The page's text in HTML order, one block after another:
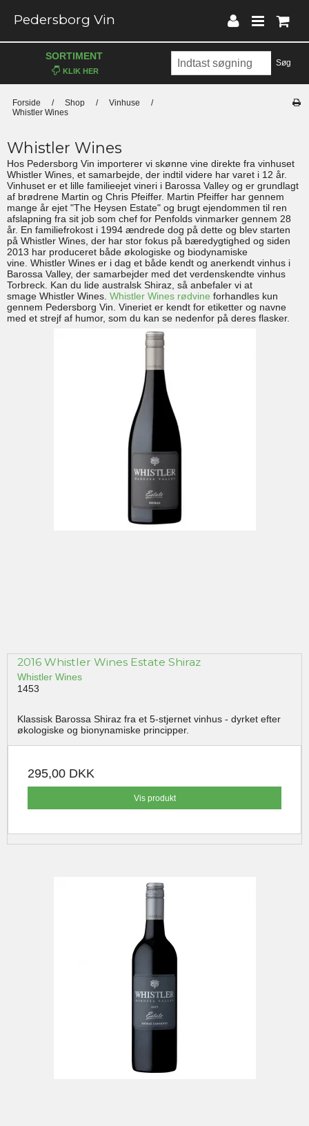
Pedersborg Vin
Søg
SORTIMENT
Forside / Shop / Vinhuse
/
Whistler Wines
Whistler Wines
Hos Pedersborg Vin importerer vi skønne vine direkte fra vinhuset
Whistler Wines, et samarbejde, der indtil videre har varet i 12 år.
Vinhuset er et lille familieejet vineri i Barossa Valley og er grundlagt
af brødrene Martin og Chris Pfeiffer. Martin Pfeiffer har gennem
mange år ejet "The Heysen Estate" og brugt ejendommen til ren
afslapning fra sit job som chef for Penfolds vinmarker gennem 28
år. En familiefrokost i 1994 ændrede dog på dette og blev starten
på Whistler Wines, der har stor fokus på bæredygtighed og siden
2013 har produceret både økologiske og biodynamiske
vine. Whistler Wines er i dag et både kendt og anerkendt vinhus i
Barossa Valley, der samarbejder med det verdenskendte vinhus
Torbreck. Kan du lide australsk Shiraz, så anbefaler vi at
smage Whistler Wines. Whistler Wines rødvine forhandles kun
gennem Pedersborg Vin. Vineriet er kendt for etiketter og navne
med et strejf af humor, som du kan se nedenfor på deres flasker.
2016 Whistler Wines Estate Shiraz
Whistler Wines
1453
Klassisk Barossa Shiraz fra et 5-stjernet vinhus - dyrket efter
økologiske og bionynamiske principper.
295,00 DKK
Vis produkt